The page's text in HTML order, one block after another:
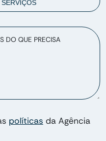
DO QUE PRECISA
políticas da Agência